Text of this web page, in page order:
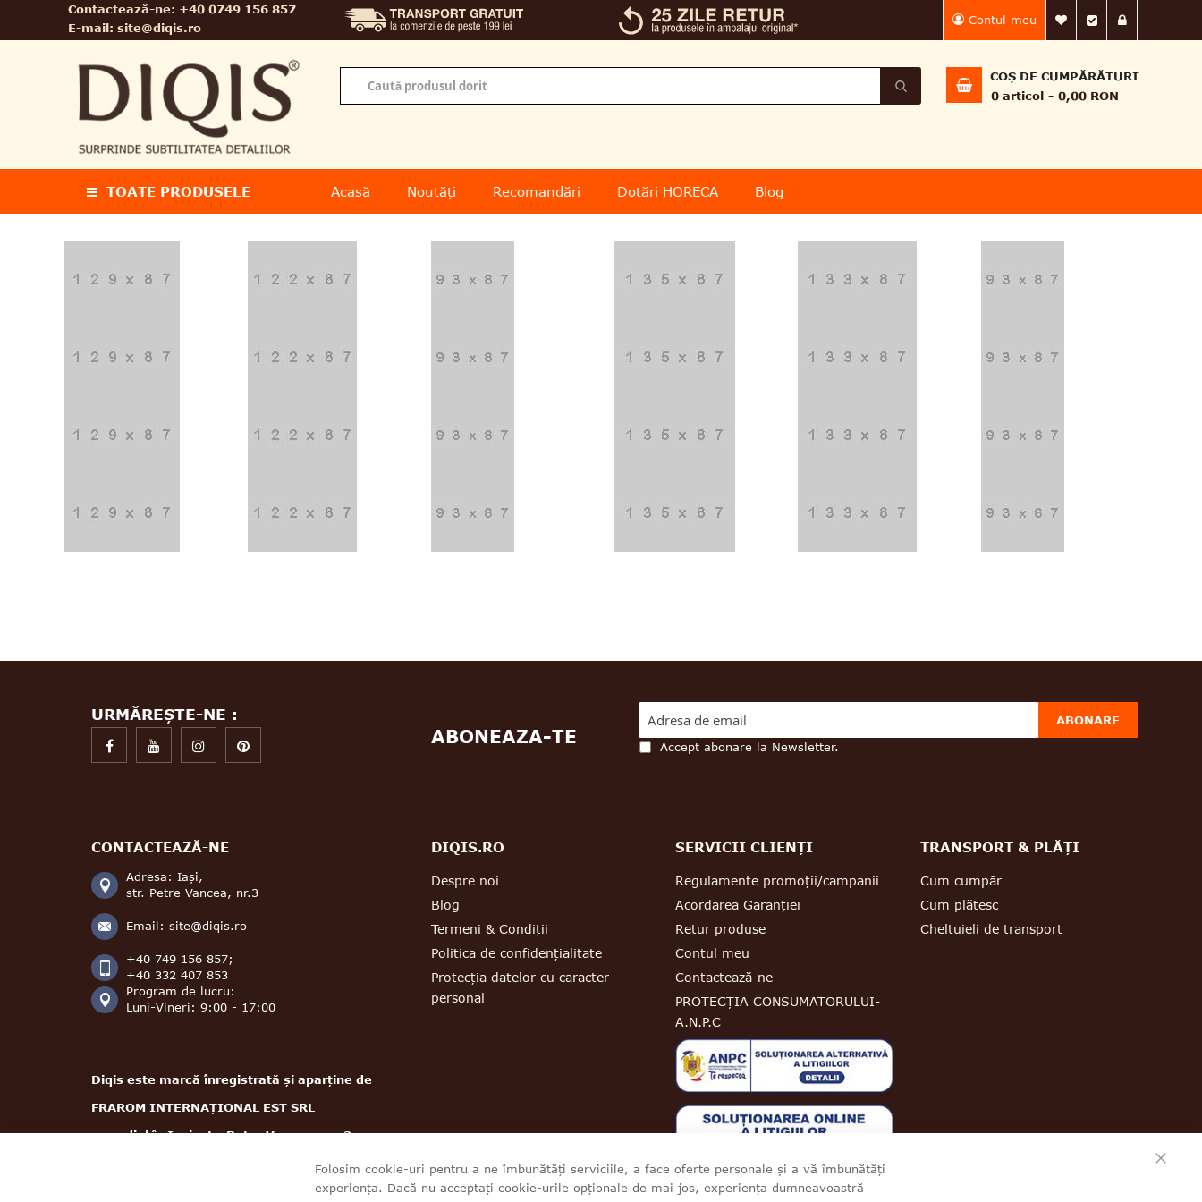
Contactează-ne: +40 0749 156 857
E-mail: site@diqis.ro
Contul meu Lista Mea de
Finalizează
COȘ DE CUMPĂRĂTURI
0 articol 0,00 RON
TOATE PRODUSELE Acasă Noutăți Recomandări Dotări HORECA Blog
URMĂREȘTE-NE :
ABONEAZA-TE
ABONARE
Accept abonare la Newsletter.
CONTACTEAZĂ-NE
Adresa: Iași,
str. Petre Vancea, nr.3
Email: site@diqis.ro
+40 749 156 857;
+40 332 407 853
Program de lucru:
Luni-Vineri: 9:00 - 17:00
Diqis este marcă înregistrată și aparține de
FRAROM INTERNAȚIONAL EST SRL
cu sediul în Iași, str. Petre Vancea, nr. 3
DIQIS.RO
Despre noi
Blog
Termeni & Condiții
Politica de confidențialitate
Protecția datelor cu caracter
personal
SERVICII CLIENȚI
Regulamente promoții/campanii
Acordarea Garanției
Retur produse
Contul meu
Contactează-ne
PROTECȚIA CONSUMATORULUI-
A.N.P.C
TRANSPORT & PLĂȚI
Cum cumpăr
Cum plătesc
Cheltuieli de transport
Folosim cookie-uri pentru a ne îmbunătăți serviciile, a face oferte personale și a vă îmbunătăți
experiența. Dacă nu acceptați cookie-urile opționale de mai jos, experiența dumneavoastră